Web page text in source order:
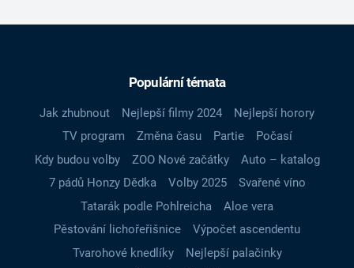
Populární témata
Jak zhubnout Nejlepší filmy 2024
Nejlepší horory
TV program
Změna času Partie
Počasí
Kdy budou volby
ZOO Nové začátky
Auto – katalog
7 pádů Honzy Dědka
Volby 2025
Svařené víno
Tatarák podle Pohlreicha
Aloe vera
Pěstování lichořeřišnice
Výpočet ascendentu
Tvarohové knedlíky
Nejlepší palačinky